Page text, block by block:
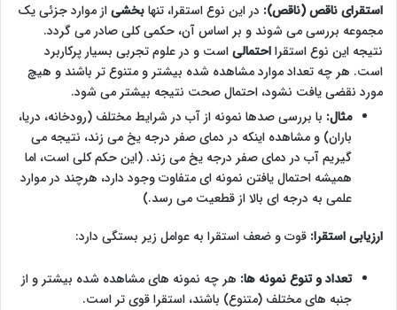
استقرای ناقص (ناقص): در این نوع استقرا، تنهابخشیاز موارد جزئی یک
مجموعه بررسی می شوند و بر اساس آن، حکمی کلی صادر می گردد.
نتیجه این نوع استقرااحتمالیاست و در علوم تجربی بسیار پرکاربرد
است. هر چه تعداد موارد مشاهده شده بیشتر و متنوع تر باشند و هیچ
مورد نقضی یافت نشود، احتمال صحت نتیجه بیشتر می شود.
مثال: با بررسی صدها نمونه از آب در شرایط مختلف (رودخانه، دریا،
باران) و مشاهده اینکه در دمای صفر درجه یخ می زند، نتیجه می
گیریم آب در دمای صفر درجه یخ می زند. (این حکم کلی است، اما
همیشه احتمال یافتن نمونه ای متفاوت وجود دارد، هرچند در موارد
علمی به درجه ای بالا از قطعیت می رسد.)
ارزیابی استقرا: قوت و ضعف استقرا به عوامل زیر بستگی دارد:
تعداد و تنوع نمونه ها: هر چه نمونه های مشاهده شده بیشتر و از
جنبه های مختلف (متنوع) باشند، استقرا قوی تر است.